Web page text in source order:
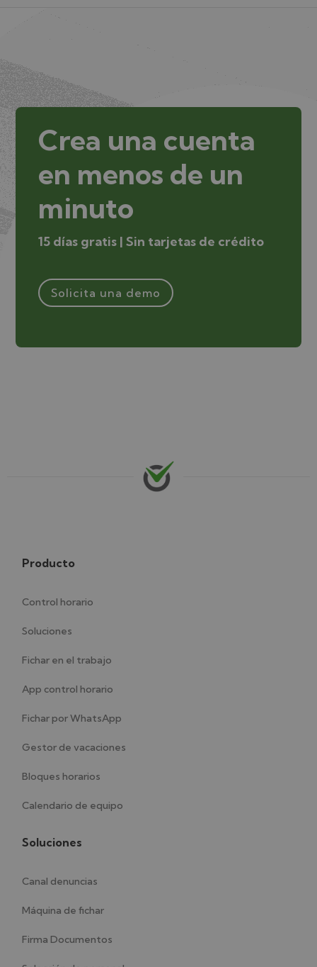
Crea una cuenta
en menos de un
minuto
15 días gratis | Sin tarjetas de crédito
Solicita una demo
Producto
Control horario
Soluciones
Fichar en el trabajo
App control horario
Fichar por WhatsApp
Gestor de vacaciones
Bloques horarios
Calendario de equipo
Soluciones
Canal denuncias
Máquina de fichar
Firma Documentos